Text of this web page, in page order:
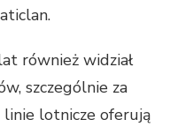
również widział
szczególnie za
lotnicze oferują